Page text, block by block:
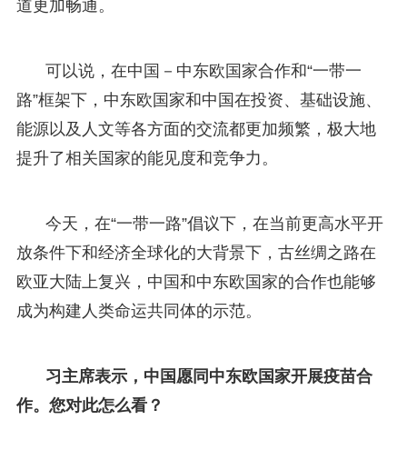
道更加畅通。
可以说，在中国－中东欧国家合作和“一带一
路”框架下，中东欧国家和中国在投资、基础设施、
能源以及人文等各方面的交流都更加频繁，极大地
提升了相关国家的能见度和竞争力。
今天，在“一带一路”倡议下，在当前更高水平开
放条件下和经济全球化的大背景下，古丝绸之路在
欧亚大陆上复兴，中国和中东欧国家的合作也能够
成为构建人类命运共同体的示范。
习主席表示，中国愿同中东欧国家开展疫苗合
作。您对此怎么看？